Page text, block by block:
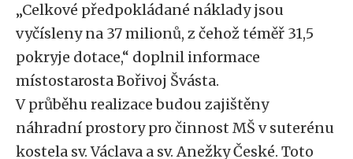
„Celkové předpokládané náklady jsou
vyčísleny na 37 milionů, z čehož téměř 31,5
pokryje dotace,“ doplnil informace
místostarosta Bořivoj Švásta.
V průběhu realizace budou zajištěny
náhradní prostory pro činnost MŠ v suterénu
kostela sv. Václava a sv. Anežky České. Toto